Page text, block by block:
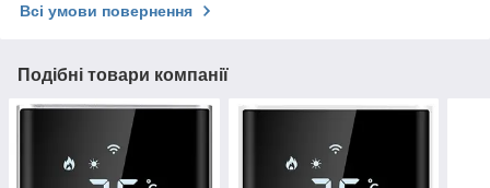
Всі умови повернення
Подібні товари компанії